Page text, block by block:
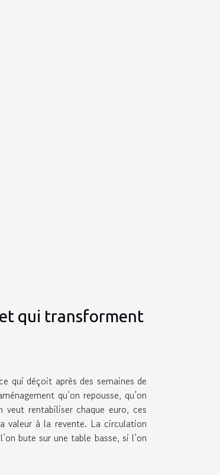
qui transforment
qui déçoit après des semaines de
qu’on repousse, qu’on
veut rentabiliser chaque euro, ces
valeur à la revente. La circulation
bute sur une table basse, si l’on